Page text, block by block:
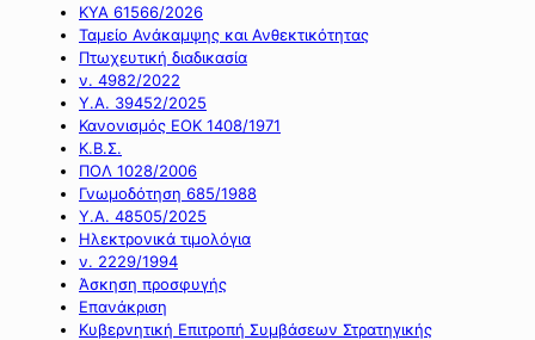
ΚΥΑ 61566/2026
Ταμείο Ανάκαμψης και Ανθεκτικότητας
Πτωχευτική διαδικασία
ν. 4982/2022
Υ.Α. 39452/2025
Κανονισμός ΕΟΚ 1408/1971
Κ.Β.Σ.
ΠΟΛ 1028/2006
Γνωμοδότηση 685/1988
Υ.Α. 48505/2025
Ηλεκτρονικά τιμολόγια
ν. 2229/1994
Άσκηση προσφυγής
Επανάκριση
Κυβερνητική Επιτροπή Συμβάσεων Στρατηγικής